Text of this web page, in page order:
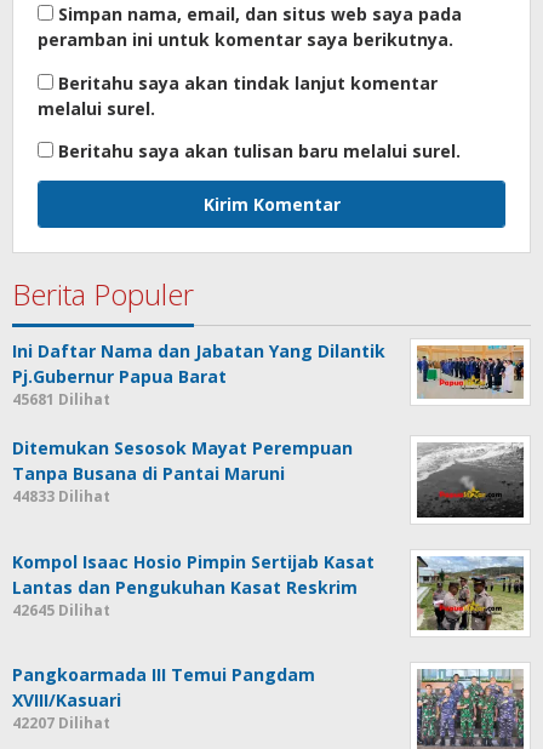
Simpan nama, email, dan situs web saya pada
peramban ini untuk komentar saya berikutnya.
Beritahu saya akan tindak lanjut komentar
melalui surel.
Beritahu saya akan tulisan baru melalui surel.
Berita Populer
Ini Daftar Nama dan Jabatan Yang Dilantik
Pj.Gubernur Papua Barat
45681 Dilihat
Ditemukan Sesosok Mayat Perempuan
Tanpa Busana di Pantai Maruni
44833 Dilihat
Kompol Isaac Hosio Pimpin Sertijab Kasat
Lantas dan Pengukuhan Kasat Reskrim
42645 Dilihat
Pangkoarmada III Temui Pangdam
XVIII/Kasuari
42207 Dilihat